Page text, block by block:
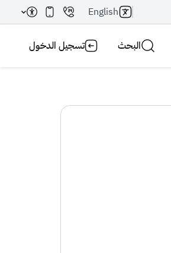
English
البحث تسجيل الدخول